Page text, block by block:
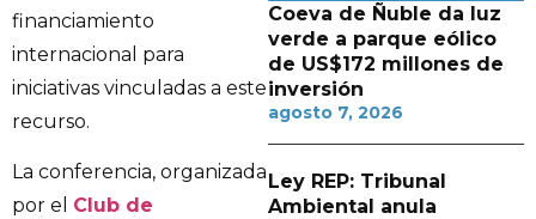
financiamiento
internacional para
iniciativas vinculadas a este
recurso.
La conferencia, organizada
por el Club de
Coeva de Ñuble da luz
verde a parque eólico
de US$172 millones de
inversión
agosto 7, 2026
Ley REP: Tribunal
Ambiental anula